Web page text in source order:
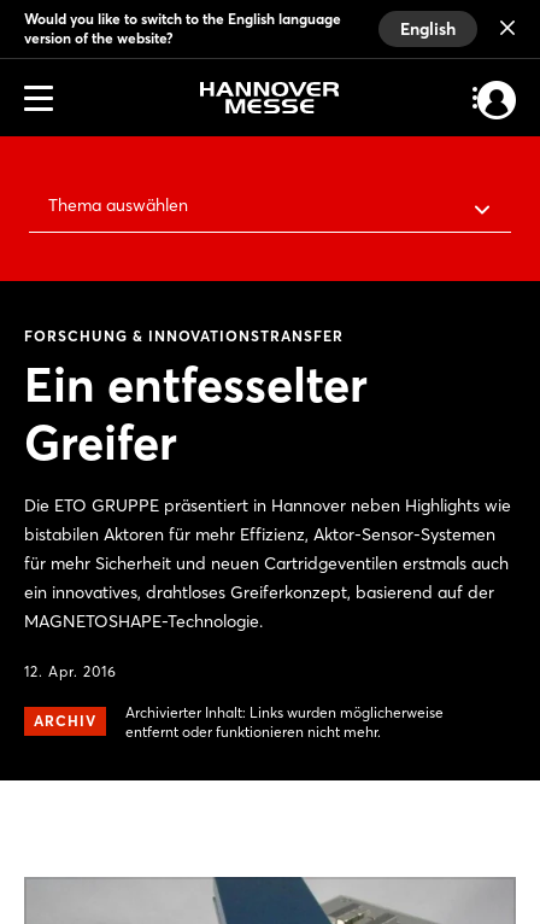
Would you like to switch to the English language
version of the website?
English
Thema auswählen
FORSCHUNG & INNOVATIONSTRANSFER
Ein entfesselter
Greifer
Die ETO GRUPPE präsentiert in Hannover neben Highlights wie
bistabilen Aktoren für mehr Effizienz, Aktor-Sensor-Systemen
für mehr Sicherheit und neuen Cartridgeventilen erstmals auch
ein innovatives, drahtloses Greiferkonzept, basierend auf der
MAGNETOSHAPE-Technologie.
12. Apr. 2016
ARCHIV
Archivierter Inhalt: Links wurden möglicherweise
entfernt oder funktionieren nicht mehr.